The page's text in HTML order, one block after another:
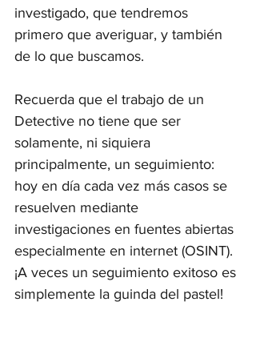
investigado, que tendremos
primero que averiguar, y también
de lo que buscamos.
Recuerda que el trabajo de un
Detective no tiene que ser
solamente, ni siquiera
principalmente, un seguimiento:
hoy en día cada vez más casos se
resuelven mediante
investigaciones en fuentes abiertas
especialmente en internet (OSINT).
¡A veces un seguimiento exitoso es
simplemente la guinda del pastel!